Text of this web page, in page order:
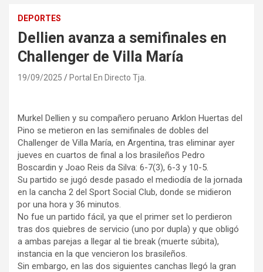
DEPORTES
Dellien avanza a semifinales en
Challenger de Villa María
19/09/2025 Portal En Directo Tja.
Murkel Dellien y su compañero peruano Arklon Huertas del
Pino se metieron en las semifinales de dobles del
Challenger de Villa María, en Argentina, tras eliminar ayer
jueves en cuartos de final a los brasileños Pedro
Boscardin y Joao Reis da Silva: 6-7(3), 6-3 y 10-5.
Su partido se jugó desde pasado el mediodía de la jornada
en la cancha 2 del Sport Social Club, donde se midieron
por una hora y 36 minutos.
No fue un partido fácil, ya que el primer set lo perdieron
tras dos quiebres de servicio (uno por dupla) y que obligó
a ambas parejas a llegar al tie break (muerte súbita),
instancia en la que vencieron los brasileños.
Sin embargo, en las dos siguientes canchas llegó la gran